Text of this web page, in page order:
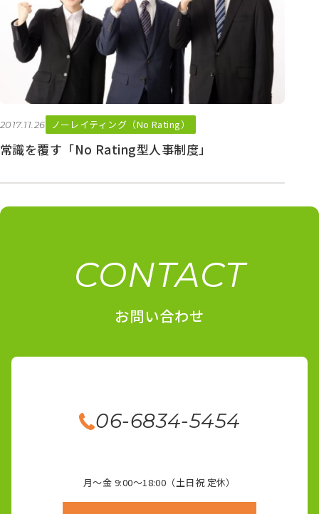
2017.11.26 ノーレイティング（No Rating）
常識を覆す「No Rating型人事制度」
CONTACT
お問い合わせ
06-6834-5454
月～金 9:00～18:00（土日祝 定休）